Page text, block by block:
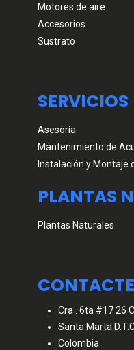
Motores de aire
Accesorios
Sustrato
SERVICIOS
Asesoría
Mantenimiento de
Instalación y Montaje
PLANTAS
Plantas Naturales
Cra . 6ta #17 26
Santa Marta
Colombia